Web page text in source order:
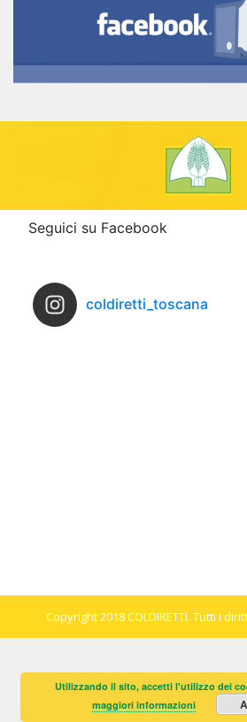
Seguici su Facebook
coldiretti_toscana
Copyright 2018 COLDIRETTI. Tutti i
Utilizzando il sito, accetti l'utilizzo dei
maggiori informazioni